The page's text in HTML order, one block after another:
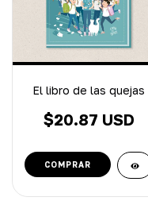
El libro de las quejas
$20.87 USD